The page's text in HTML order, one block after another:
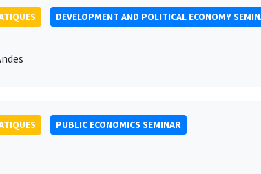
DEVELOPMENT AND POLITICAL ECONOMY
PUBLIC ECONOMICS SEMINAR